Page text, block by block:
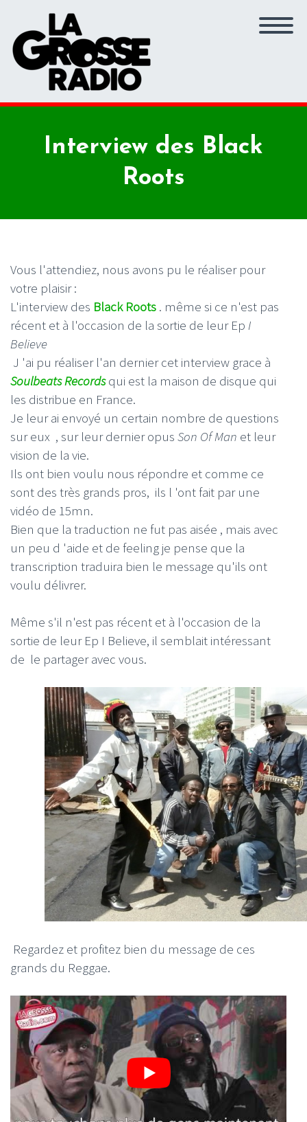
Interview des Black
Roots
Vous l'attendiez, nous avons pu le réaliser pour
votre plaisir :
L'interview des Black Roots . même si ce n'est pas
récent et à l'occasion de la sortie de leur Ep I
Believe
J 'ai pu réaliser l'an dernier cet interview grace à
Soulbeats Recordsqui est la maison de disque qui
les distribue en France.
Je leur ai envoyé un certain nombre de questions
sur eux , sur leur dernier opus Son Of Man et leur
vision de la vie.
Ils ont bien voulu nous répondre et comme ce
sont des très grands pros, ils l 'ont fait par une
vidéo de 15mn.
Bien que la traduction ne fut pas aisée , mais avec
un peu d 'aide et de feeling je pense que la
transcription traduira bien le message qu'ils ont
voulu délivrer.
Même s'il n'est pas récent et à l'occasion de la
sortie de leur Ep I Believe, il semblait intéressant
de le partager avec vous.
Regardez et profitez bien du message de ces
grands du Reggae.